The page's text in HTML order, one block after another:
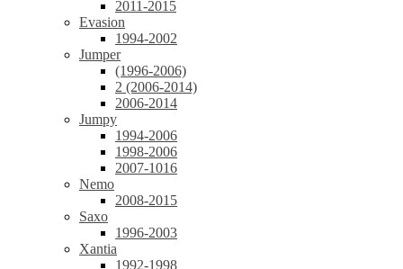
2011-2015
Evasion
1994-2002
Jumper
(1996-2006)
2 (2006-2014)
2006-2014
Jumpy
1994-2006
1998-2006
2007-1016
Nemo
2008-2015
Saxo
1996-2003
Xantia
1992-1998